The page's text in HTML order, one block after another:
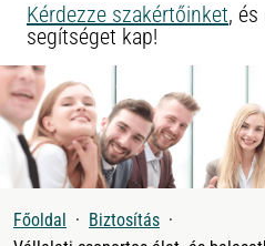
Kérdezze szakértőinket, és
segítséget kap!
Főoldal
Biztosítás